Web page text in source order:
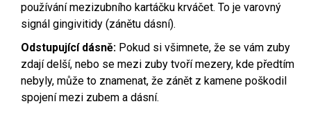
používání mezizubního kartáčku krváčet. To je varovný
signál gingivitidy (zánětu dásní).
Odstupující dásně: Pokud si všimnete, že se vám zuby
zdají delší, nebo se mezi zuby tvoří mezery, kde předtím
nebyly, může to znamenat, že zánět z kamene poškodil
spojení mezi zubem a dásní.